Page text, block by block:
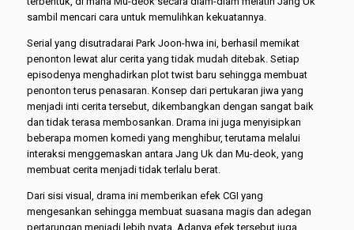
sambil mencari cara untuk memulihkan kekuatannya.
Serial yang disutradarai Park Joon-hwa ini, berhasil memikat
penonton lewat alur cerita yang tidak mudah ditebak. Setiap
episodenya menghadirkan plot twist baru sehingga membuat
penonton terus penasaran. Konsep dari pertukaran jiwa yang
menjadi inti cerita tersebut, dikembangkan dengan sangat baik
dan tidak terasa membosankan. Drama ini juga menyisipkan
beberapa momen komedi yang menghibur, terutama melalui
interaksi menggemaskan antara Jang Uk dan Mu-deok, yang
membuat cerita menjadi tidak terlalu berat.
Dari sisi visual, drama ini memberikan efek CGI yang
mengesankan sehingga membuat suasana magis dan adegan
pertarungan menjadi lebih nyata. Adanya efek tersebut juga